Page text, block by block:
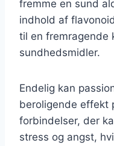
fremme en sund
indhold af
til en fremragende
sundhedsmidler.
Endelig kan
beroligende effekt
forbindelser, der
stress og angst,